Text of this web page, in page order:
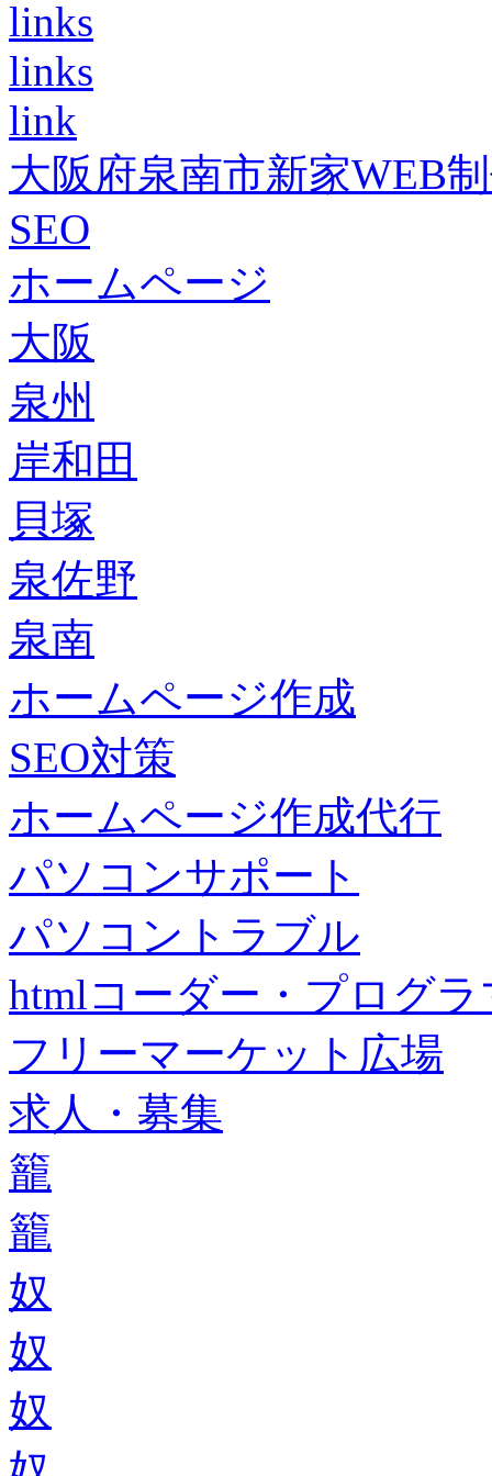
links
links
link
大阪府泉南市新家WEB
SEO
ホームページ
大阪
泉州
岸和田
貝塚
泉佐野
泉南
ホームページ作成
SEO対策
ホームページ作成代行
パソコンサポート
パソコントラブル
htmlコーダー・プログラ
フリーマーケット広場
求人・募集
籠
籠
奴
奴
奴